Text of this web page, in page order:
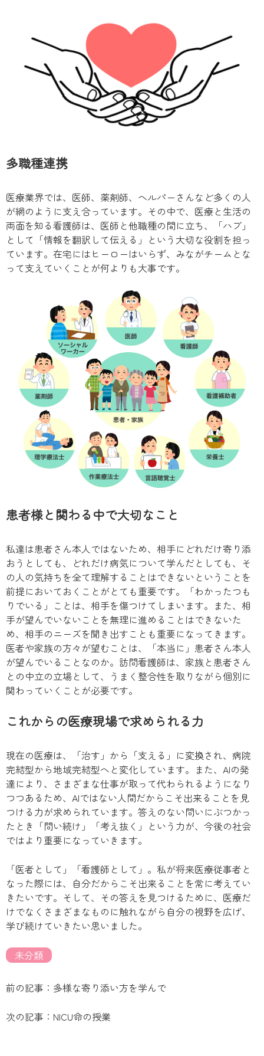
多職種連携
医療業界では、医師、薬剤師、ヘルパーさんなど多くの人
が網のように支え合っています。その中で、医療と生活の
両面を知る看護師は、医師と他職種の間に立ち、「ハブ」
として「情報を翻訳して伝える」という大切な役割を担っ
ています。在宅にはヒーローはいらず、みながチームとな
って支えていくことが何よりも大事です。
患者様と関わる中で大切なこと
私達は患者さん本人ではないため、相手にどれだけ寄り添
おうとしても、どれだけ病気について学んだとしても、そ
の人の気持ちを全て理解することはできないということを
前提においておくことがとても重要です。「わかったつも
りでいる」ことは、相手を傷つけてしまいます。また、相
手が望んでいないことを無理に進めることはできないた
め、相手のニーズを聞き出すことも重要になってきます。
医者や家族の方々が望むことは、「本当に」患者さん本人
が望んでいることなのか。訪問看護師は、家族と患者さん
との中立の立場として、うまく整合性を取りながら個別に
関わっていくことが必要です。
これからの医療現場で求められる力
現在の医療は、「治す」から「支える」に変換され、病院
完結型から地域完結型へと変化しています。また、AIの発
達により、さまざまな仕事が取って代わられるようになり
つつあるため、AIではない人間だからこそ出来ることを見
つける力が求められています。答えのない問いにぶつかっ
たとき「問い続け」「考え抜く」という力が、今後の社会
ではより重要になっていきます。
「医者として」「看護師として」。私が将来医療従事者と
なった際には、自分だからこそ出来ることを常に考えてい
きたいです。そして、その答えを見つけるために、医療だ
けでなくさまざまなものに触れながら自分の視野を広げ、
学び続けていきたい思いました。
未分類
前の記事：多様な寄り添い方を学んで
次の記事：NICU命の授業